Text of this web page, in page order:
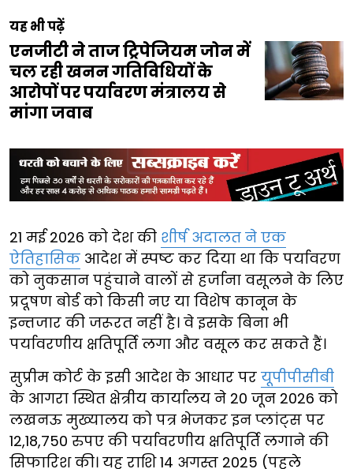
यह भी पढ़ें
एनजीटी ने ताज ट्रिपेजियम जोन में
चल रही खनन गतिविधियों के
आरोपों पर पर्यावरण मंत्रालय से
मांगा जवाब
21 मई 2026 को देश की शीर्ष अदालत ने एक
ऐतिहासिक आदेश में स्पष्ट कर दिया था कि पर्यावरण
को नुकसान पहुंचाने वालों से हर्जाना वसूलने के लिए
प्रदूषण बोर्ड को किसी नए या विशेष कानून के
इन्तजार की जरूरत नहीं है। वे इसके बिना भी
पर्यावरणीय क्षतिपूर्ति लगा और वसूल कर सकते हैं।
सुप्रीम कोर्ट के इसी आदेश के आधार पर यूपीपीसीबी
के आगरा स्थित क्षेत्रीय कार्यालय ने 20 जून 2026 को
लखनऊ मुख्यालय को पत्र भेजकर इन प्लांट्स पर
12,18,750 रुपए की पर्यावरणीय क्षतिपूर्ति लगाने की
सिफारिश की। यह राशि 14 अगस्त 2025 (पहले